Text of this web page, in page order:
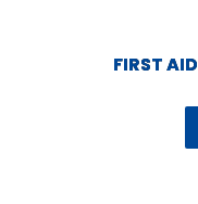
FIRST